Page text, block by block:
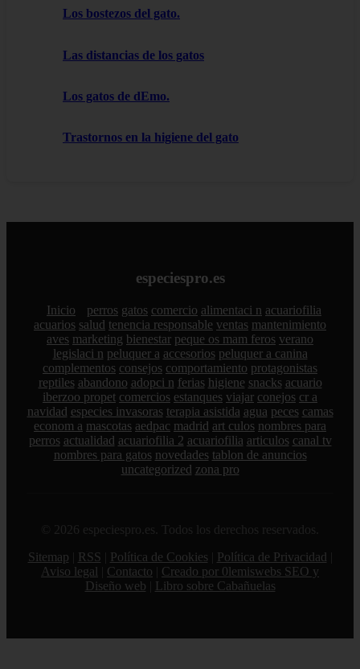
Los bostezos del gato.
Las distancias de los gatos
Los gatos de dEmo.
Trastornos en la higiene del gato
especiespro.es
Inicio perros gatos comercio alimentaci n acuariofilia
acuarios salud tenencia responsable ventas mantenimiento
aves marketing bienestar peque os mam feros verano
legislaci n peluquer a accesorios peluquer a canina
complementos consejos comportamiento protagonistas
reptiles abandono adopci n ferias higiene snacks acuario
iberzoo propet comercios estanques viajar conejos cr a
navidad especies invasoras terapia asistida agua peces camas
econom a mascotas aedpac madrid art culos nombres para
perros actualidad acuariofilia 2 acuariofilia articulos canal tv
nombres para gatos novedades tablon de anuncios
uncategorized zona pro
© 2026 especiespro.es. Todos los derechos reservados.
Sitemap
RSS Política de Cookies Política de Privacidad
Aviso legal
Contacto
Creado por 0lemiswebs SEO y
Diseño web
Libro sobre Cabañuelas